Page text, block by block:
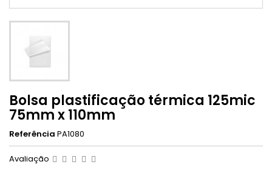
Bolsa plastificação térmica 125mic
75mm x 110mm
Referência PA1080
Avaliação